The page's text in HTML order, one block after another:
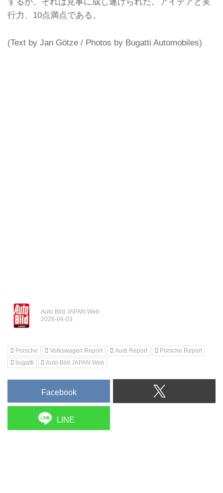
行力、10点満点である。
(Text by Jan Götze / Photos by Bugatti Automobiles)
Auto Bild JAPAN Web
Porsche Volkswagen Report Audi Report
Porsche Report
bugatti
Auto Bild JAPAN Web
Facebook
LINE